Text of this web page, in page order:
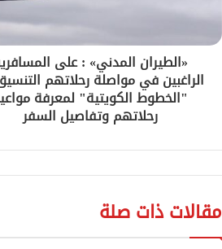
«الطيران المدني» : على
الراغبين في مواصلة رحلاتهم
"الخطوط الكويتية" لمعرفة
رحلاتهم وتفاصيل السفر
مقالات ذات صلة